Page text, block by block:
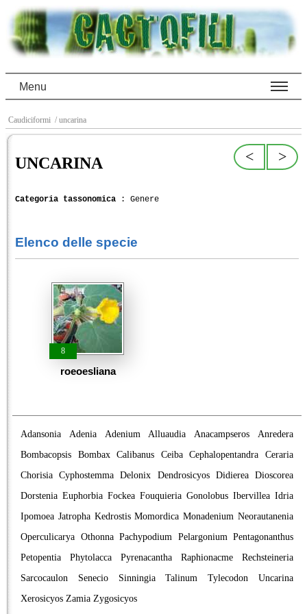
Menu
Caudiciformi / uncarina
>
<
UNCARINA
Categoria tassonomica : Genere
Elenco delle specie
8
roeoesliana
Adansonia Adenia Adenium Alluaudia Anacampseros
Anredera
Bombacopsis
Bombax Calibanus Ceiba Cephalopentandra
Ceraria
Chorisia
Cyphostemma Delonix Dendrosicyos Didierea
Dioscorea
Dorstenia Euphorbia Fockea Fouquieria Gonolobus Ibervillea Idria
Ipomoea Jatropha Kedrostis Momordica Monadenium Neorautanenia
Operculicarya Othonna Pachypodium Pelargonium Pentagonanthus
Petopentia
Phytolacca Pyrenacantha Raphionacme
Rechsteineria
Sarcocaulon
Senecio Sinningia Talinum Tylecodon
Uncarina
Xerosicyos Zamia Zygosicyos